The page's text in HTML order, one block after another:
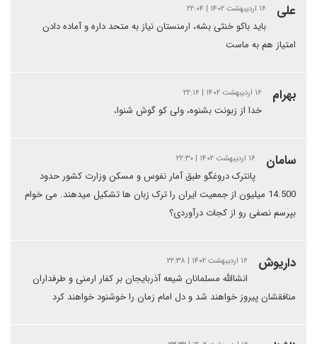
علی ۱۶ اردیبهشت ۱۴۰۲ | ۲۲:۰۴
باید باکو خنثی بشه، ارمنستان نیاز به متحد داره و آماده دادن
امتیاز هم به ماست
بهرام ۱۶ اردیبهشت ۱۴۰۲ | ۲۲:۱۶
خدا از زبونت بشنوه، ولی کو گوش شنوا،
سامان ۱۶ اردیبهشت ۱۴۰۲ | ۲۲:۳۰
پانترک دروغگو طبق آمار نفوس و مسکن وزارت کشور حدود
14.500 میلیون از جمعیت ایران را ترک زبان ها تشکیل میدهند. می خوام
بپرسم نصفی رو از کجات درآوردی؟
داریوش ۱۶ اردیبهشت ۱۴۰۲ | ۲۲:۳۸
انشاالله مسلمانان شیعه آذربایجان بر کفار ارمنی و طرفداران
منافقشان پیروز خواهند شد و دل امام زمان را خوشنود خواهند کرد